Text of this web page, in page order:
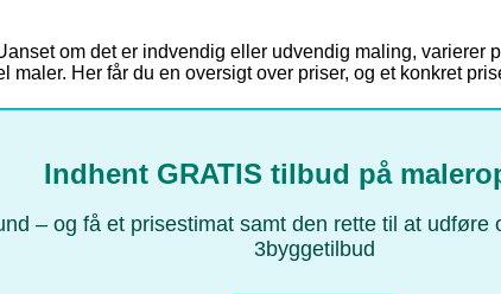
om det er indvendig eller udvendig maling, varierer
Her får du en oversigt over priser, og et konkret
Indhent GRATIS tilbud på
– og få et prisestimat samt den rette til at
3byggetilbud